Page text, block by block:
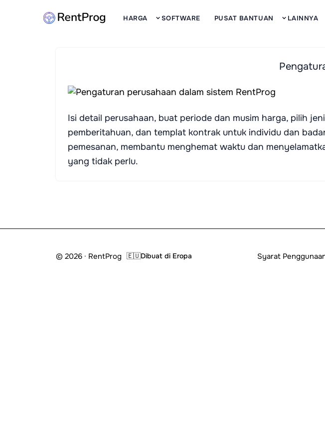
HARGA SOFTWARE PUSAT BANTUAN LAINNYA
Isi detail perusahaan, buat periode dan musim harga, pilih
pemberitahuan, dan templat kontrak untuk individu dan
pemesanan, membantu menghemat waktu dan
yang tidak perlu.
© 2026 · RentProg 🇪🇺Dibuat di Eropa Syarat